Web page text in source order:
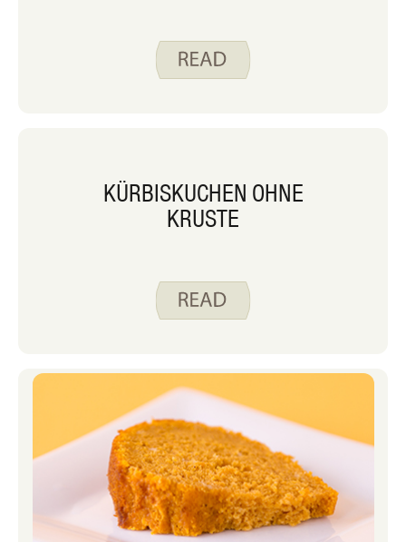
KÜRBISKUCHEN OHNE
KRUSTE